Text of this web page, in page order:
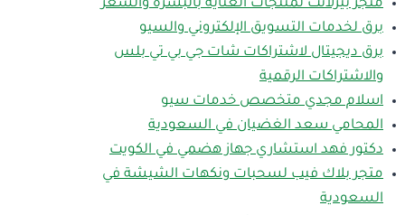
متجر بيرلانت لمنتجات العناية بالبشرة والشعر
برق لخدمات التسويق الإلكتروني والسيو
برق ديجيتال لاشتراكات شات جي بي تي بلس
والاشتراكات الرقمية
اسلام مجدي متخصص خدمات سيو
المحامي سعد الغضيان في السعودية
دكتور فهد استشاري جهاز هضمي في الكويت
متجر بلاك فيب لسحبات ونكهات الشيشة في
السعودية